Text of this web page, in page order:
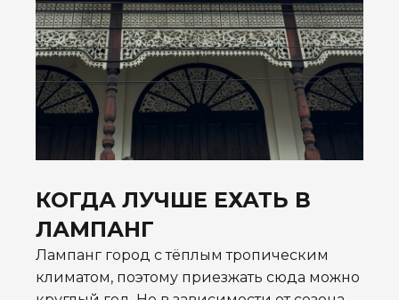
КОГДА ЛУЧШЕ ЕХАТЬ В
ЛАМПАНГ
Лампанг город с тёплым тропическим
климатом, поэтому приезжать сюда можно